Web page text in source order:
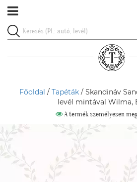
Főoldal / Tapéták / Skandináv
levél mintával Wilma,
A termék személyesen